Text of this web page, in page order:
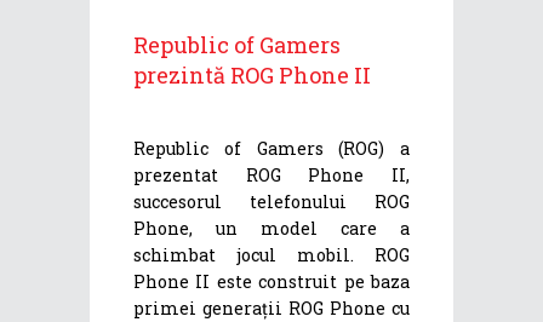
Republic of Gamers
prezintă ROG Phone II
Republic of Gamers (ROG) a
prezentat ROG Phone II,
succesorul telefonului ROG
Phone, un model care a
schimbat jocul mobil. ROG
Phone II este construit pe baza
primei generații ROG Phone cu